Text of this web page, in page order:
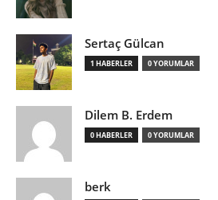
Sertaç Gülcan
1 HABERLER 0 YORUMLAR
Dilem B. Erdem
0 HABERLER 0 YORUMLAR
berk